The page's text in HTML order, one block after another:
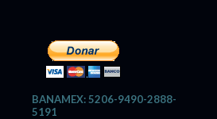
BANAMEX: 5206-9490-2888-
5191